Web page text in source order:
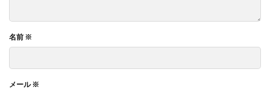
名前 ※
メール※